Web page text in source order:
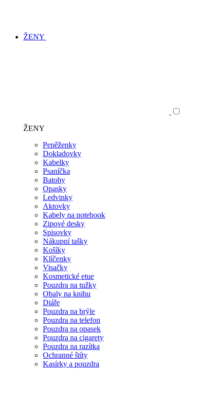
ŽENY
ŽENY
Peněženky
Dokladovky
Kabelky
Psaníčka
Batohy
Opasky
Ledvinky
Aktovky
Kabely na notebook
Zipové desky
Spisovky
Nákupní tašky
Košíky
Klíčenky
Visačky
Kosmetické etue
Pouzdra na tužky
Obaly na knihu
Diáře
Pouzdra na brýle
Pouzdra na telefon
Pouzdra na opasek
Pouzdra na cigarety
Pouzdra na razítka
Ochranné štíty
Kasírky a pouzdra